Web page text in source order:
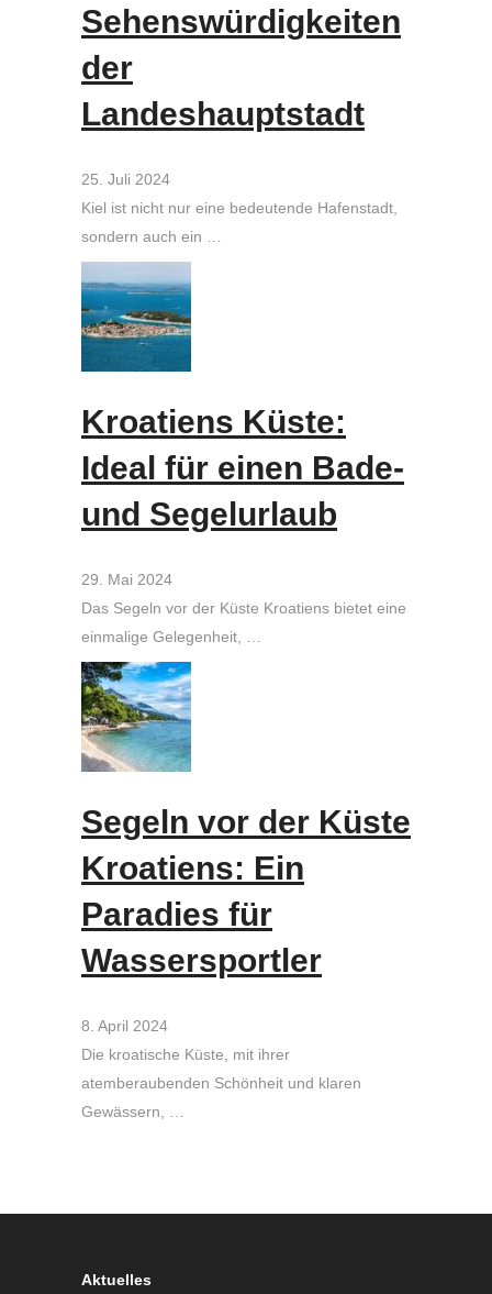
Sehenswürdigkeiten
der
Landeshauptstadt
25. Juli 2024
Kiel ist nicht nur eine bedeutende Hafenstadt,
sondern auch ein …
Kroatiens Küste:
Ideal für einen Bade-
und Segelurlaub
29. Mai 2024
Das Segeln vor der Küste Kroatiens bietet eine
einmalige Gelegenheit, …
Segeln vor der Küste
Kroatiens: Ein
Paradies für
Wassersportler
8. April 2024
Die kroatische Küste, mit ihrer
atemberaubenden Schönheit und klaren
Gewässern, …
Aktuelles